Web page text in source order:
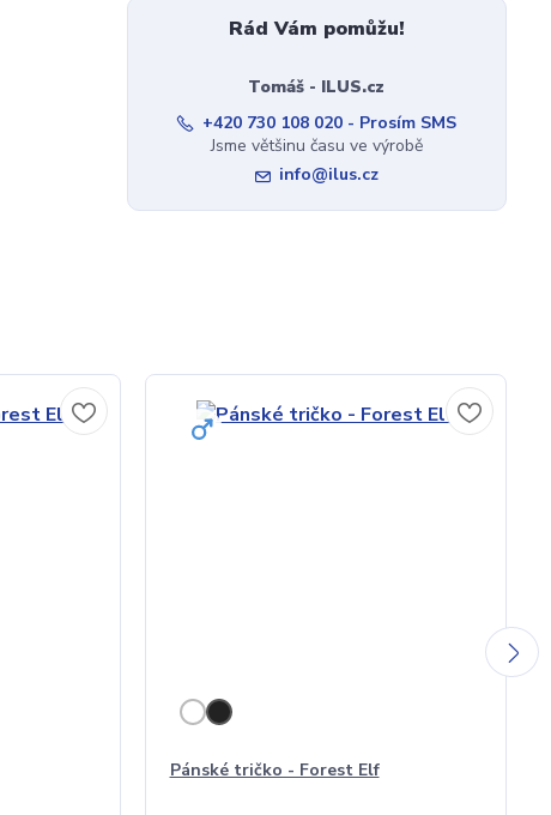
Rád Vám pomůžu!
Tomáš - ILUS.cz
+420 730 108 020 - Prosím SMS
Jsme většinu času ve výrobě
info@ilus.cz
Pánské tričko - Forest Elf